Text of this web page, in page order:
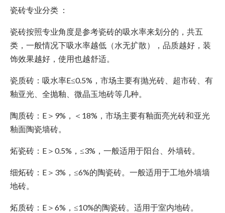
瓷砖专业分类 ：
瓷砖按照专业角度是参考瓷砖的吸水率来划分的，共五
类，一般情况下吸水率越低（水无扩散），品质越好，装
饰效果越好，使用也越舒适。
瓷质砖：吸水率E≤0.5%，市场主要有抛光砖、超市砖、有
釉亚光、全抛釉、微晶玉地砖等几种。
陶质砖：E＞9%，＜18%，市场主要有釉面亮光砖和亚光
釉面陶瓷墙砖。
炻瓷砖：E＞0.5%，≤3%，一般适用于阳台、外墙砖。
细炻砖：E＞3%，≤6%的陶瓷砖。一般适用于工地外墙墙
地砖。
炻质砖：E＞6%，≤10%的陶瓷砖。适用于室内地砖。